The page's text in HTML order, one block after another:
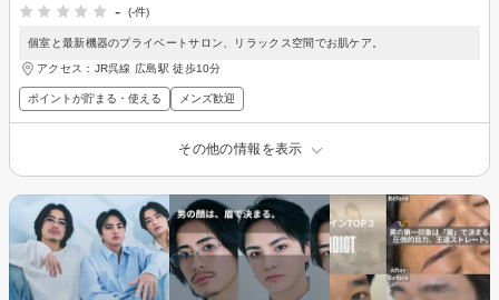
-
(-件)
個室と最新機器のプライベートサロン、リラックス空間でお肌ケア。
アクセス：JR呉線 広島駅 徒歩10分
ポイントが貯まる・使える メンズ歓迎
その他の情報を表示